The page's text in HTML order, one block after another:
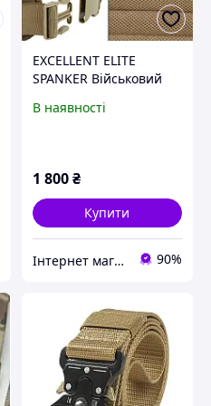
EXCELLENT ELITE
SPANKER Військовий
Багатоцільовий
В наявності
1 800₴
Купити
Інтернет магазин Альфастор 90%